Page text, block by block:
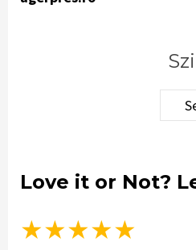
Love it or Not?
★★★★★